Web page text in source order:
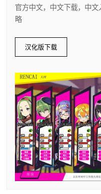
官方中文，中文下载，中
略
汉化版下载